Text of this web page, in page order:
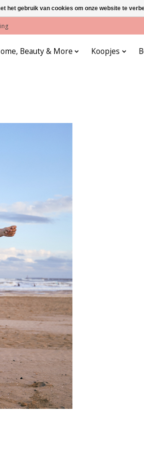
Beauty & More Koopjes
het gebruik van cookies om onze website te